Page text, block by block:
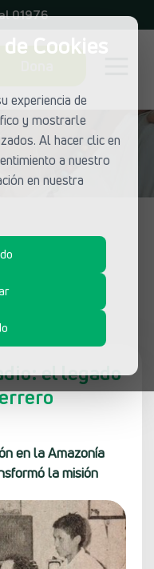
Cookies
experiencia de
y mostrarle
Al hacer clic en
a nuestro
en nuestra
01976
las misiones
el legado
en la Amazonía
la misión